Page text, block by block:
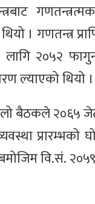
। गणतन्त्र
लागि २०५२
ल्याएको थियो ।
बैठकले २०६५ जेठ
बमोजिम वि.सं.